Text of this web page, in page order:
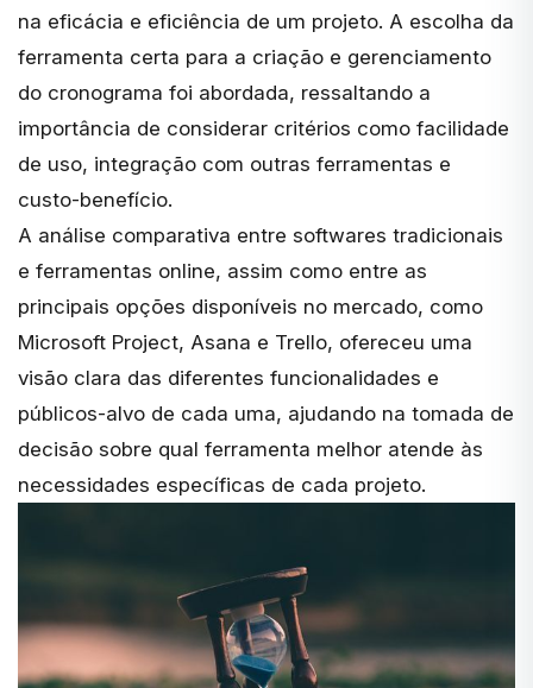
na eficácia e eficiência de um projeto. A escolha da
ferramenta certa para a criação e gerenciamento
do cronograma foi abordada, ressaltando a
importância de considerar critérios como facilidade
de uso, integração com outras ferramentas e
custo-benefício.
A análise comparativa entre softwares tradicionais
e ferramentas online, assim como entre as
principais opções disponíveis no mercado, como
Microsoft Project, Asana e Trello, ofereceu uma
visão clara das diferentes funcionalidades e
públicos-alvo de cada uma, ajudando na tomada de
decisão sobre qual ferramenta melhor atende às
necessidades específicas de cada projeto.